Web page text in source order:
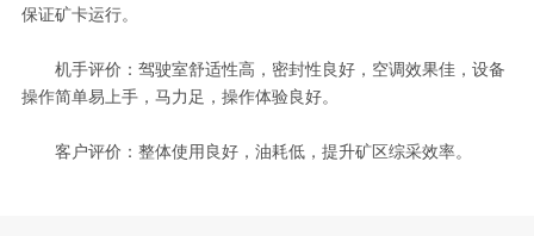
保证矿卡运行。
机手评价：驾驶室舒适性高，密封性良好，空调效果佳，设备
操作简单易上手，马力足，操作体验良好。
客户评价：整体使用良好，油耗低，提升矿区综采效率。